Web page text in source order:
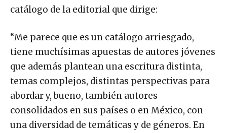
catálogo de la editorial que dirige:
“Me parece que es un catálogo arriesgado,
tiene muchísimas apuestas de autores jóvenes
que además plantean una escritura distinta,
temas complejos, distintas perspectivas para
abordar y, bueno, también autores
consolidados en sus países o en México, con
una diversidad de temáticas y de géneros. En